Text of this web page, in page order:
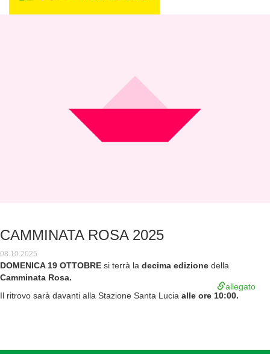
CAMMINATA ROSA 2025
08.10.2025
DOMENICA 19 OTTOBRE si terrà la decima edizione della
Camminata Rosa.
Il ritrovo sarà davanti alla Stazione Santa Lucia alle ore 10:00.
allegato